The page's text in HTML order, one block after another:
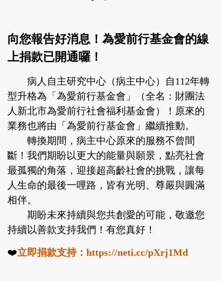
向您報告好消息！為愛前行基金會的線
上捐款已開通囉！
病人自主研究中心（病主中心）自112年轉
型升格為「為愛前行基金會」（全名：財團法
人新北市為愛前行社會福利基金會）！原來的
業務也將由「為愛前行基金會」繼續推動。
轉換期間，病主中心原來的服務不曾間
斷！我們期盼以更大的能量與願景，點亮社會
最孤獨的角落，迎接超高齡社會的挑戰，讓每
人生命的最後一哩路，皆有光明、尊嚴與圓滿
相伴。
期盼未來持續與您共創愛的可能，敬邀您
持續以善款支持我們！有您真好！
❤️立即捐款支持： https://neti.cc/pXrj1Md